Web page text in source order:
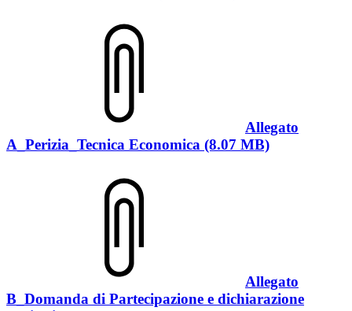
Allegato
A_Perizia_Tecnica Economica (8.07 MB)
Allegato
B_Domanda di Partecipazione e dichiarazione